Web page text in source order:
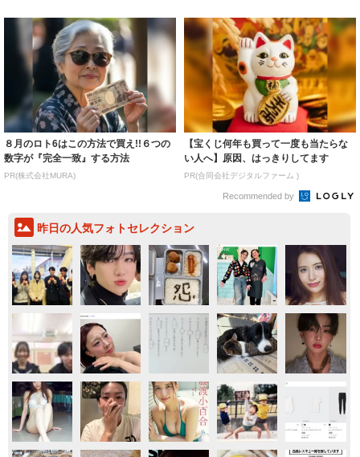
８月のロト6はこの方法で買え!!６つの
数字が『完全一致』する方法
PR(株式会社MURA)
【宝くじ何年も買って一度も当たらな
い人へ】原因、はっきりしてます
PR(合同会社デジタルファーム )
Recommended by
昨日の人気フォトセレクション